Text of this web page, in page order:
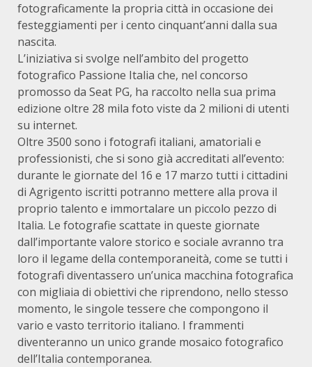
fotograficamente la propria città in occasione dei
festeggiamenti per i cento cinquant’anni dalla sua
nascita.
L’iniziativa si svolge nell’ambito del progetto
fotografico Passione Italia che, nel concorso
promosso da Seat PG, ha raccolto nella sua prima
edizione oltre 28 mila foto viste da 2 milioni di utenti
su internet.
Oltre 3500 sono i fotografi italiani, amatoriali e
professionisti, che si sono già accreditati all’evento:
durante le giornate del 16 e 17 marzo tutti i cittadini
di Agrigento iscritti potranno mettere alla prova il
proprio talento e immortalare un piccolo pezzo di
Italia. Le fotografie scattate in queste giornate
dall’importante valore storico e sociale avranno tra
loro il legame della contemporaneità, come se tutti i
fotografi diventassero un’unica macchina fotografica
con migliaia di obiettivi che riprendono, nello stesso
momento, le singole tessere che compongono il
vario e vasto territorio italiano. I frammenti
diventeranno un unico grande mosaico fotografico
dell’Italia contemporanea.